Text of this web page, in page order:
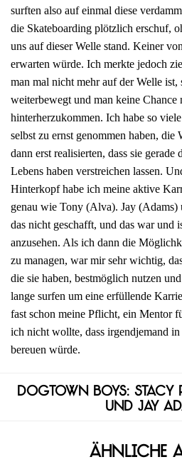
surften also auf einmal diese
die Skateboarding plötzlich erschuf,
uns auf dieser Welle stand. Keiner
erwarten würde. Ich merkte jedoch
man mal nicht mehr auf der Welle ist,
weiterbewegt und man keine Chance
hinterherzukommen. Ich habe so
selbst zu ernst genommen haben, die
dann erst realisierten, dass sie gerade
Lebens haben verstreichen lassen.
Hinterkopf habe ich meine aktive
genau wie Tony (Alva). Jay (Adams)
das nicht geschafft, und das war und
anzusehen. Als ich dann die
zu managen, war mir sehr wichtig,
die sie haben, bestmöglich nutzen
lange surfen um eine erfüllende
fast schon meine Pflicht, ein Mentor
ich nicht wollte, dass irgendjemand in
bereuen würde.
Dogtown Boys: Stacy
und Jay
Ähnliche